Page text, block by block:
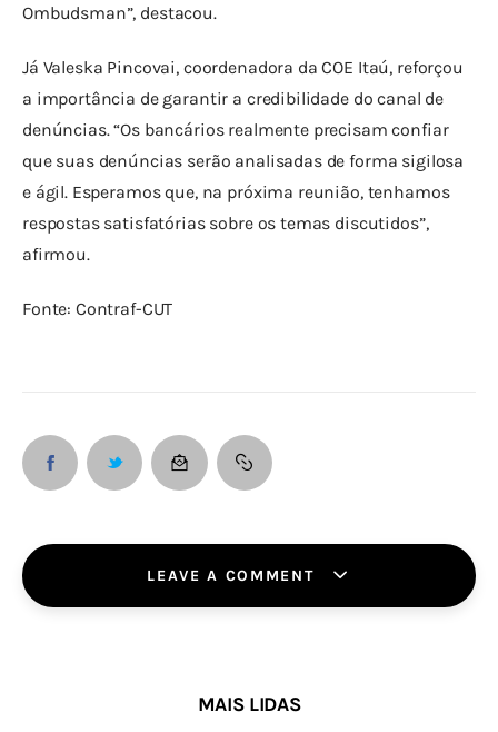
Ombudsman”, destacou.
Já Valeska Pincovai, coordenadora da COE Itaú, reforçou
a importância de garantir a credibilidade do canal de
denúncias. “Os bancários realmente precisam confiar
que suas denúncias serão analisadas de forma sigilosa
e ágil. Esperamos que, na próxima reunião, tenhamos
respostas satisfatórias sobre os temas discutidos”,
afirmou.
Fonte: Contraf-CUT
LEAVE A COMMENT
MAIS LIDAS